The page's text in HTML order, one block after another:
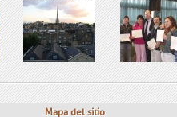
Mapa del sitio